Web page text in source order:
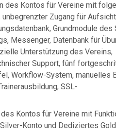
des Kontos für Vereine mit
unbegrenzter Zugang für
Grundmodule des
Messenger, Datenbank für
Unterstützung des Vereins,
Support, fünf
Workflow-System, manuelles
SSL-
Kontos für Vereine mit
Konto und Dediziertes